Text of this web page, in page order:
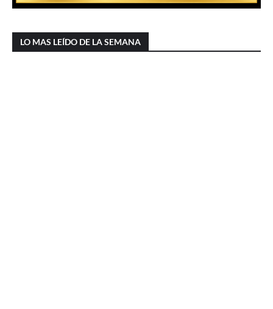
LO MAS LEÍDO DE LA SEMANA